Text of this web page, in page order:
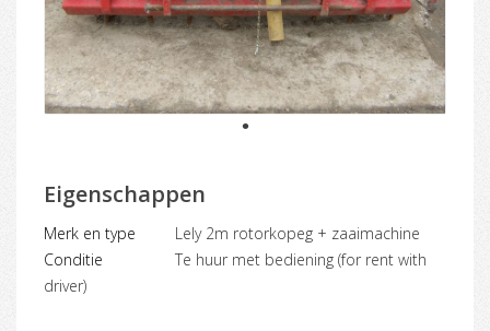
1
Eigenschappen
Merk en type
Lely 2m rotorkopeg + zaaimachine
Conditie
Te huur met bediening (for rent with
driver)